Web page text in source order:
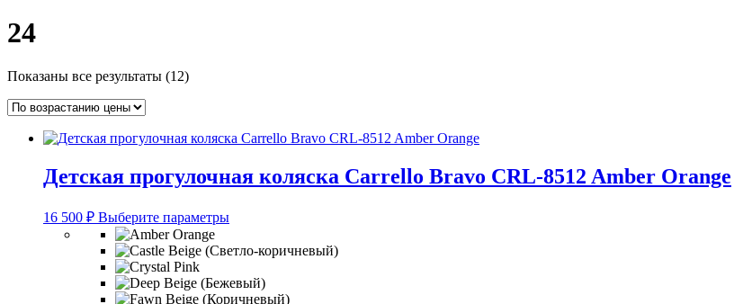
24
Показаны все результаты (12)Цены:
Детская прогулочная коляска Carrello Bravo CRL-8512 Amber Orange
16 500 ₽ Выберите параметрыЭтот
имеет
несколько
вариаций.
Опции